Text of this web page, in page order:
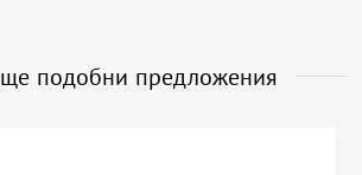
подобни предложения